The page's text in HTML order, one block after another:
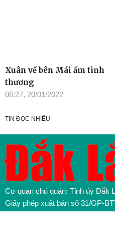
Xuân về bên Mái ấm tình
thương
06:27, 20/01/2022
TIN ĐỌC NHIỀU
Cơ quan chủ quản: Tỉnh ủy Đắk
Giấy phép xuất bản số 31/GP-